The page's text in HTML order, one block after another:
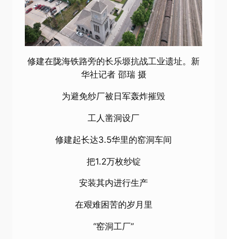
修建在陇海铁路旁的长乐塬抗战工业遗址。新
华社记者 邵瑞 摄
为避免纱厂被日军轰炸摧毁
工人凿洞设厂
修建起长达3.5华里的窑洞车间
把1.2万枚纱锭
安装其内进行生产
在艰难困苦的岁月里
“窑洞工厂”